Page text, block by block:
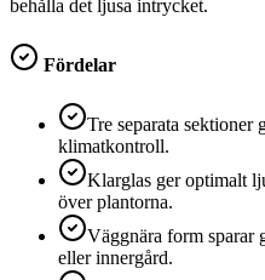
behålla det ljusa intrycket.
Fördelar
Tre separata
klimatkontroll.
Klarglas ger optimalt
över plantorna.
Väggnära form sparar
eller innergård.